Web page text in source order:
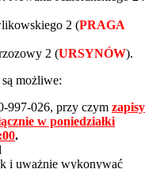
2 (PRAGA
2 (URSYNÓW).
możliwe:
997-026, przy czym zapisy
w poniedziałki
.
i uważnie wykonywać